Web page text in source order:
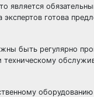
является
готова
быть регулярно